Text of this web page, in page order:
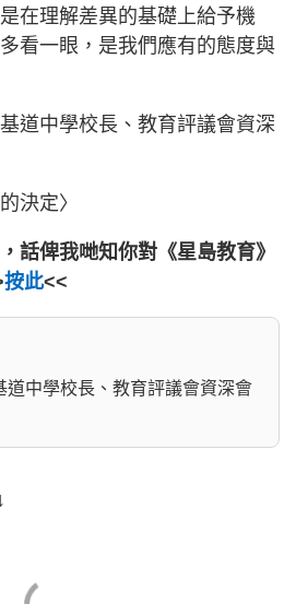
在理解差異的基礎上給予機
看一眼，是我們應有的態度與
道中學校長、教育評議會資深
決定〉
話俾我哋知你對《星島教育》
按此<<
道中學校長、教育評議會資深會